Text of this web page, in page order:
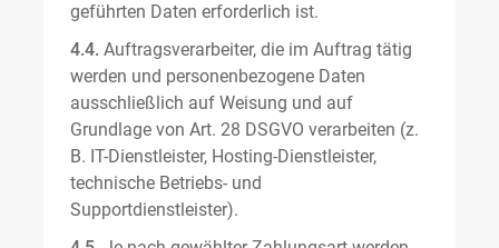
geführten Daten erforderlich ist.
4.4. Auftragsverarbeiter, die im Auftrag tätig
werden und personenbezogene Daten
ausschließlich auf Weisung und auf
Grundlage von Art. 28 DSGVO verarbeiten (z.
B. IT-Dienstleister, Hosting-Dienstleister,
technische Betriebs- und
Supportdienstleister).